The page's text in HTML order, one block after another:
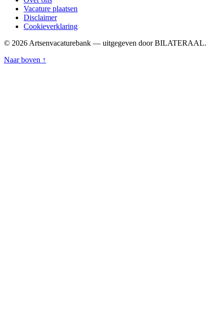
Vacature plaatsen
Disclaimer
Cookieverklaring
© 2026 Artsenvacaturebank — uitgegeven door BILATERAAL.
Naar boven ↑